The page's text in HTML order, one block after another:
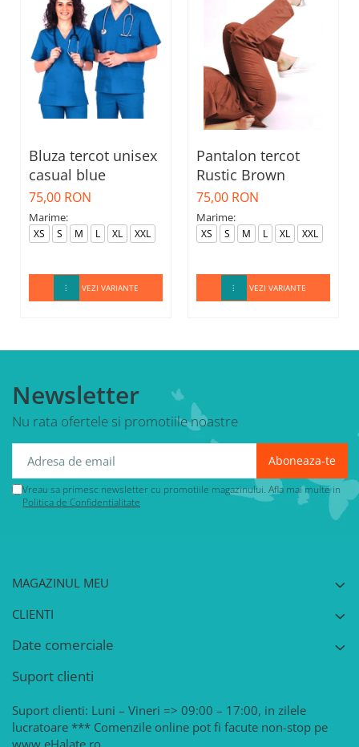
Bluza tercot unisex
casual blue
75,00 RON
Marime:
XS S M L XL XXL
VEZI VARIANTE
Pantalon tercot
Rustic Brown
75,00 RON
Marime:
XS S M L XL XXL
VEZI VARIANTE
Newsletter
Nu rata ofertele si promotiile noastre
Vreau sa primesc newsletter cu promotiile magazinului. Afla mai multe in
Politica de Confidentialitate
MAGAZINUL MEU
CLIENTI
Date comerciale
Suport clienti
Suport clienti: Luni – Vineri => 09:00 – 17:00, in zilele
lucratoare *** Comenzile online pot fi facute non-stop pe